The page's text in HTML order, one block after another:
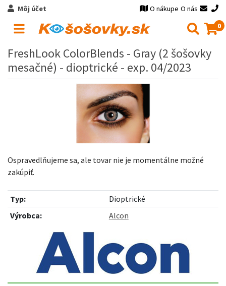
Môj účet O nákupe O nás
0
FreshLook ColorBlends - Gray (2 šošovky
mesačné) - dioptrické - exp. 04/2023
Ospravedlňujeme sa, ale tovar nie je momentálne možné
zakúpiť.
Typ:
Dioptrické
Výrobca:
Alcon